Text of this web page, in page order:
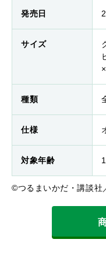
発売日
サイズ
種類
仕様
対象年齢
©つるまいかだ・講談社